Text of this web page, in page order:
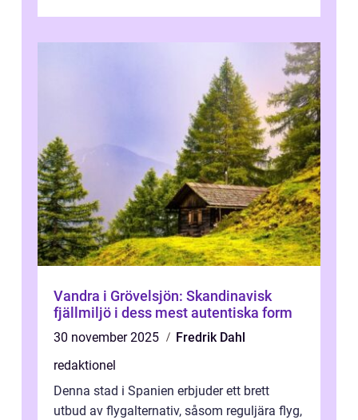
Vandra i Grövelsjön: Skandinavisk
fjällmiljö i dess mest autentiska form
30 november 2025
Fredrik Dahl
redaktionel
Denna stad i Spanien erbjuder ett brett
utbud av flygalternativ, såsom reguljära flyg,